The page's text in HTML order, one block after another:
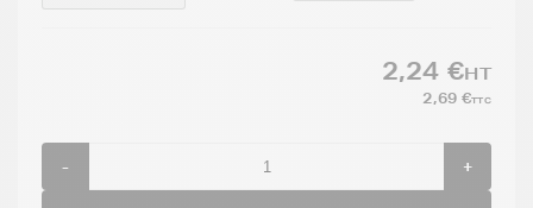
2,24 €HT
2,69 €TTC
- +